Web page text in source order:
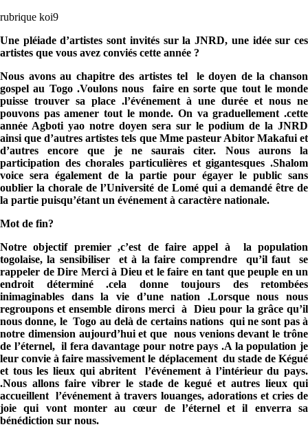
rubrique koi9
Une pléiade d’artistes sont invités sur la JNRD, une idée sur ces
artistes que vous avez conviés cette année ?
Nous avons au chapitre des artistes tel le doyen de la chanson
gospel au Togo .Voulons nous faire en sorte que tout le monde
puisse trouver sa place .l’événement à une durée et nous ne
pouvons pas amener tout le monde. On va graduellement .cette
année Agboti yao notre doyen sera sur le podium de la JNRD
ainsi que d’autres artistes tels que Mme pasteur Abitor Makafui et
d’autres encore que je ne saurais citer. Nous aurons la
participation des chorales particulières et gigantesques .Shalom
voice sera également de la partie pour égayer le public sans
oublier la chorale de l’Université de Lomé qui a demandé être de
la partie puisqu’étant un événement à caractère nationale.
Mot de fin?
Notre objectif premier ,c’est de faire appel à la population
togolaise, la sensibiliser et à la faire comprendre qu’il faut se
rappeler de Dire Merci à Dieu et le faire en tant que peuple en un
endroit déterminé .cela donne toujours des retombées
inimaginables dans la vie d’une nation .Lorsque nous nous
regroupons et ensemble dirons merci à Dieu pour la grâce qu’il
nous donne, le Togo au delà de certains nations qui ne sont pas à
notre dimension aujourd’hui et que nous venions devant le trône
de l’éternel, il fera davantage pour notre pays .A la population je
leur convie à faire massivement le déplacement du stade de Kégué
et tous les lieux qui abritent l’événement à l’intérieur du pays.
.Nous allons faire vibrer le stade de kegué et autres lieux qui
accueillent l’événement à travers louanges, adorations et cries de
joie qui vont monter au cœur de l’éternel et il enverra sa
bénédiction sur nous.